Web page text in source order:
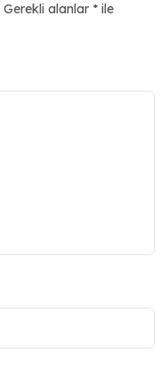
Gerekli alanlar * ile